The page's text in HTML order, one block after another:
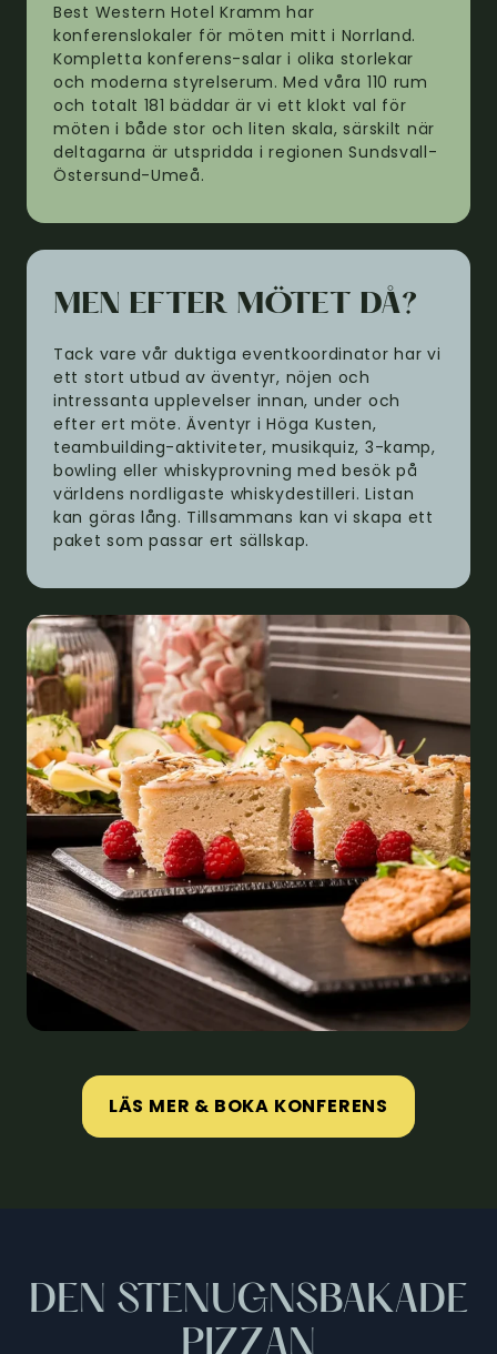
Best Western Hotel Kramm har
konferenslokaler för möten mitt i Norrland.
Kompletta konferens-salar i olika storlekar
och moderna styrelserum. Med våra 110 rum
och totalt 181 bäddar är vi ett klokt val för
möten i både stor och liten skala, särskilt när
deltagarna är utspridda i regionen Sundsvall-
Östersund-Umeå.
MEN EFTER MÖTET DÅ?
Tack vare vår duktiga eventkoordinator har vi
ett stort utbud av äventyr, nöjen och
intressanta upplevelser innan, under och
efter ert möte. Äventyr i Höga Kusten,
teambuilding-aktiviteter, musikquiz, 3-kamp,
bowling eller whiskyprovning med besök på
världens nordligaste whiskydestilleri. Listan
kan göras lång. Tillsammans kan vi skapa ett
paket som passar ert sällskap.
LÄS MER & BOKA KONFERENS
DEN STENUGNSBAKADE